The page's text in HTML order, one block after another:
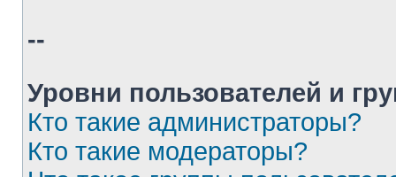
--
Уровни пользователей и
Кто такие администраторы?
Кто такие модераторы?